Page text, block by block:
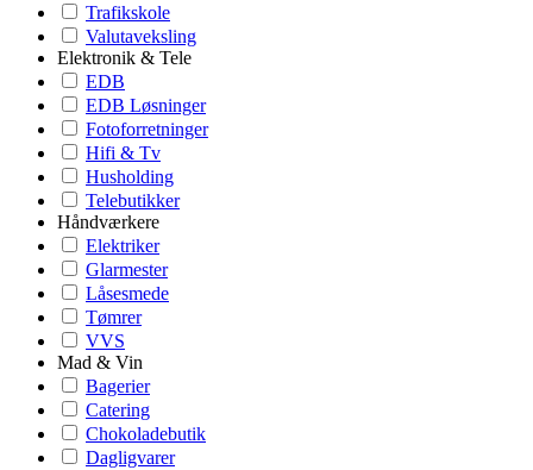
Trafikskole
Valutaveksling
Elektronik & Tele
EDB
EDB Løsninger
Fotoforretninger
Hifi & Tv
Husholding
Telebutikker
Håndværkere
Elektriker
Glarmester
Låsesmede
Tømrer
VVS
Mad & Vin
Bagerier
Catering
Chokoladebutik
Dagligvarer